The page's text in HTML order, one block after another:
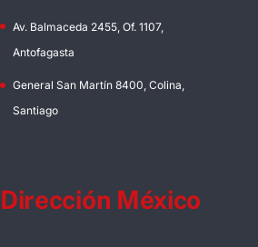
Av. Balmaceda 2455, Of. 1107,
Antofagasta
General San Martín 8400, Colina,
Santiago
Dirección México